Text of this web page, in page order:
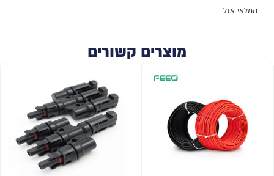
המלאי אזל
מוצרים קשורים